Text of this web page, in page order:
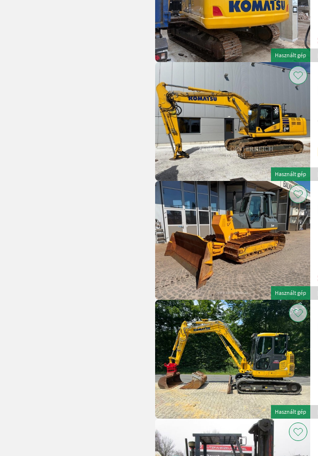
Használt gép
Használt gép
Használt gép
Használt gép